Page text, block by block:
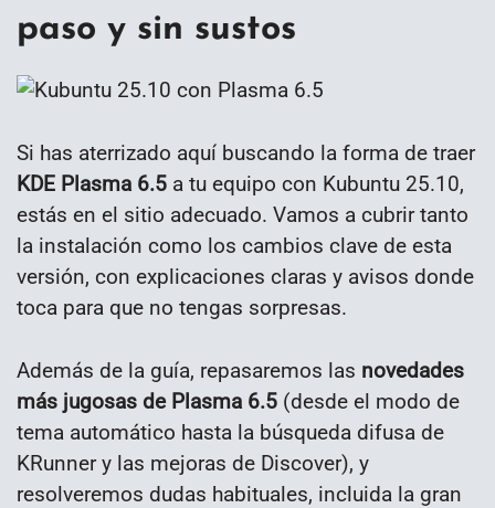
paso y sin sustos
Si has aterrizado aquí buscando la forma de traer
KDE Plasma 6.5 a tu equipo con Kubuntu 25.10,
estás en el sitio adecuado. Vamos a cubrir tanto
la instalación como los cambios clave de esta
versión, con explicaciones claras y avisos donde
toca para que no tengas sorpresas.
Además de la guía, repasaremos las novedades
más jugosas de Plasma 6.5 (desde el modo de
tema automático hasta la búsqueda difusa de
KRunner y las mejoras de Discover), y
resolveremos dudas habituales, incluida la gran